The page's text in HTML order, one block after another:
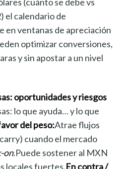
el calendario de
en ventanas de apreciación
optimizar conversiones,
y sin apostar a un nivel
oportunidades y riesgos
lo que ayuda… y lo que
del peso:Atrae flujos
cuando el mercado
on.Puede sostener al MXN
locales fuertes.En contra /